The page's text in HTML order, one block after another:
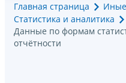
Главная страница
Статистика и аналитика
Данные по формам
отчётности